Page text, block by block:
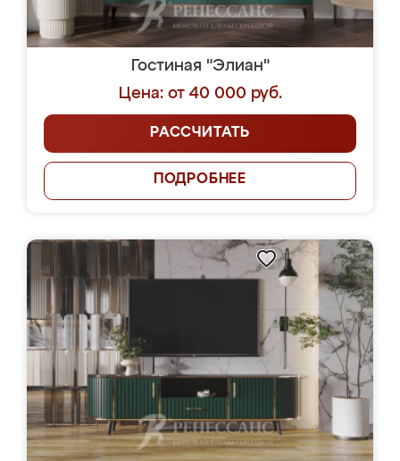
Гостиная "Элиан"
Цена: от 40 000 руб.
РАССЧИТАТЬ
ПОДРОБНЕЕ